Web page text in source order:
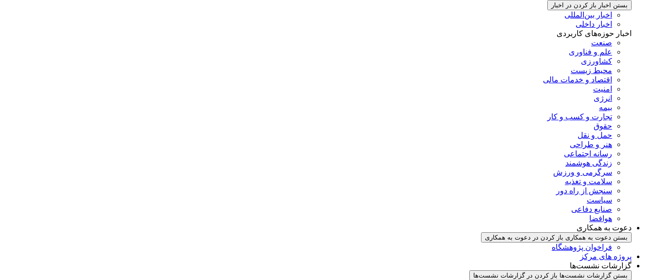
بستن اخبار باز کردن در اخبار
اخبار بین‌المللی
اخبار داخلی
اخبار حوزه‌های کاربردی
صنعت
علم و فناوری
کشاورزی
محیط زیست
اقتصاد و خدمات مالی
امنیت
انرژی
بیمه
تجارت و کسب و کار
حقوق
حمل و نقل
هنر و طراحی
رسانه اجتماعی
زندگی هوشمند
سرگرمی و ورزش
سلامت و تغذیه
سنجش از راه دور
سیاست
صنایع دفاعی
هوافضا
دعوت به همکاری
بستن دعوت به همکاری باز کردن در دعوت به همکاری
فراخوان پژوهشگاه
پروژه های مرکز
گزارشات نشست‌ها
بستن گزارشات نشست‌ها باز کردن در گزارشات نشست‌ها